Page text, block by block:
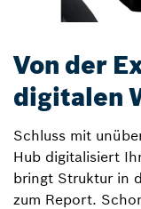
Von der
digitalen
Schluss mit
Hub digitalisiert
bringt Struktur in
zum Report.